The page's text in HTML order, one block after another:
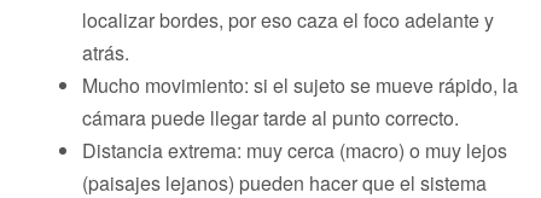
localizar bordes, por eso caza el foco adelante y
atrás.
Mucho movimiento: si el sujeto se mueve rápido, la
cámara puede llegar tarde al punto correcto.
Distancia extrema: muy cerca (macro) o muy lejos
(paisajes lejanos) pueden hacer que el sistema